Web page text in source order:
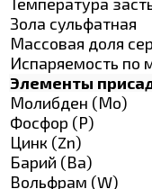
Зола сульфатная
Массовая доля
Испаряемость по
Элементы
Молибден (Мо)
Фосфор (Р)
Цинк (Zn)
Барий (Ва)
Вольфрам (W)